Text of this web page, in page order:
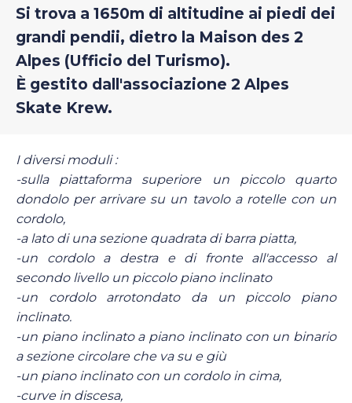
Si trova a 1650m di altitudine ai piedi dei
grandi pendii, dietro la Maison des 2
Alpes (Ufficio del Turismo).
È gestito dall'associazione 2 Alpes
Skate Krew.
I diversi moduli :
-sulla piattaforma superiore un piccolo quarto
dondolo per arrivare su un tavolo a rotelle con un
cordolo,
-a lato di una sezione quadrata di barra piatta,
-un cordolo a destra e di fronte all'accesso al
secondo livello un piccolo piano inclinato
-un cordolo arrotondato da un piccolo piano
inclinato.
-un piano inclinato a piano inclinato con un binario
a sezione circolare che va su e giù
-un piano inclinato con un cordolo in cima,
-curve in discesa,